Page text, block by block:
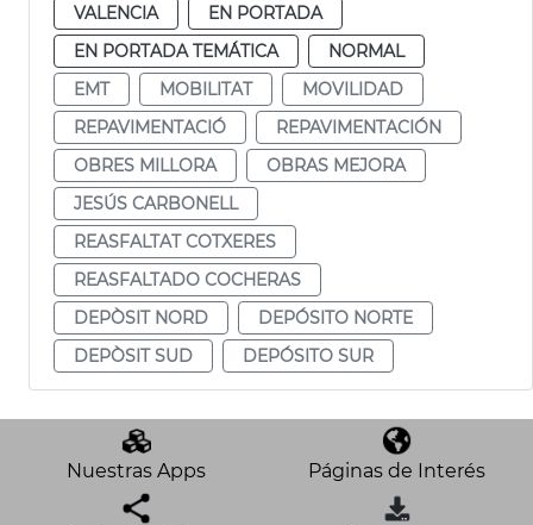
VALENCIA
EN PORTADA
EN PORTADA TEMÁTICA
NORMAL
EMT
MOBILITAT
MOVILIDAD
REPAVIMENTACIÓ
REPAVIMENTACIÓN
OBRES MILLORA
OBRAS MEJORA
JESÚS CARBONELL
REASFALTAT COTXERES
REASFALTADO COCHERAS
DEPÒSIT NORD
DEPÓSITO NORTE
DEPÒSIT SUD
DEPÓSITO SUR
Nuestras Apps Páginas de Interés